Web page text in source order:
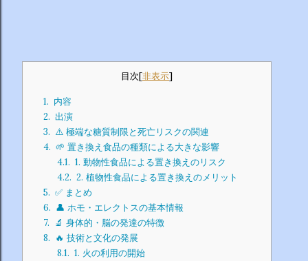
目次[非表示]
1. 内容
2. 出演
3. ⚠️ 極端な糖質制限と死亡リスクの関連
4. 🌱 置き換え食品の種類による大きな影響
4.1. 1. 動物性食品による置き換えのリスク
4.2. 2. 植物性食品による置き換えのメリット
5. ✅ まとめ
6. 👤 ホモ・エレクトスの基本情報
7. 🔬 身体的・脳の発達の特徴
8. 🔥 技術と文化の発展
8.1. 1. 火の利用の開始